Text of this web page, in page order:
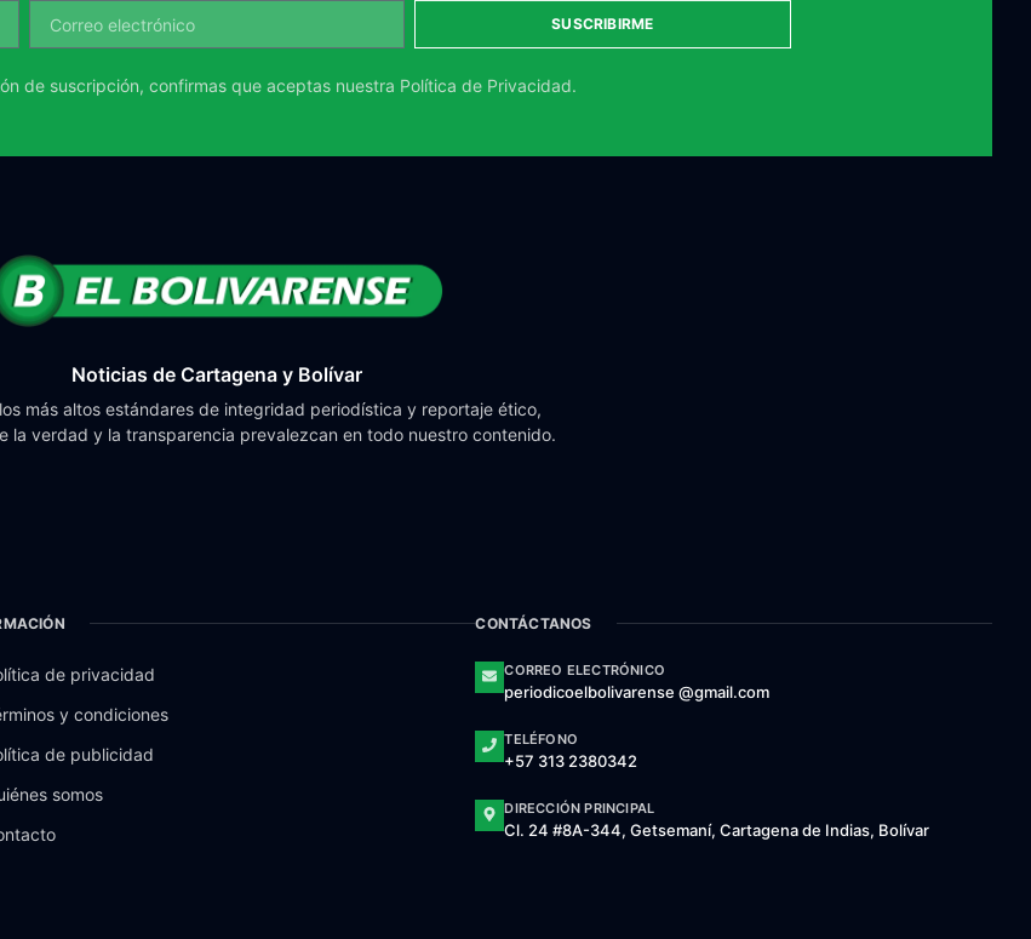
SUSCRIBIRME
de suscripción, confirmas que aceptas nuestra Política de Privacidad.
Noticias de Cartagena y Bolívar
más altos estándares de integridad periodística y reportaje ético,
la verdad y la transparencia prevalezcan en todo nuestro contenido.
de privacidad
y condiciones
de publicidad
somos
CONTÁCTANOS
CORREO ELECTRÓNICO
periodicoelbolivarense @gmail.com
TELÉFONO
+57 313 2380342
DIRECCIÓN PRINCIPAL
Cl. 24 #8A-344, Getsemaní, Cartagena de Indias, Bolívar